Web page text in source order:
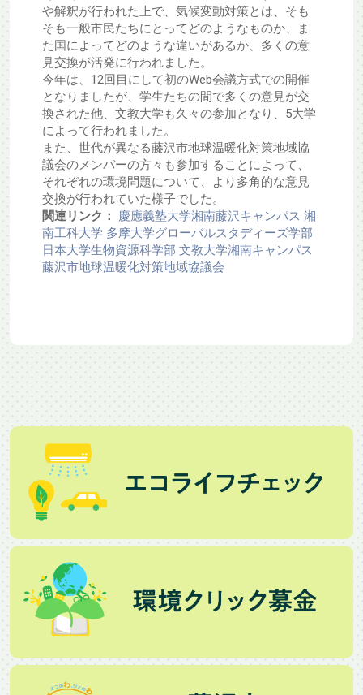
や解釈が行われた上で、気候変動対策とは、そも
そも一般市民たちにとってどのようなものか、ま
た国によってどのような違いがあるか、多くの意
見交換が活発に行われました。
今年は、12回目にして初のWeb会議方式での開催
となりましたが、学生たちの間で多くの意見が交
換された他、文教大学も久々の参加となり、5大学
によって行われました。
また、世代が異なる藤沢市地球温暖化対策地域協
議会のメンバーの方々も参加することによって、
それぞれの環境問題について、より多角的な意見
交換が行われていた様子でした。
関連リンク： 慶應義塾大学湘南藤沢キャンパス 湘
南工科大学 多摩大学グローバルスタディーズ学部
日本大学生物資源科学部 文教大学湘南キャンパス
藤沢市地球温暖化対策地域協議会